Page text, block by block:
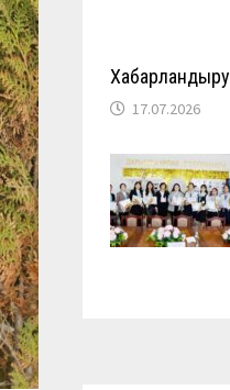
Хабарландыру
17.07.2026